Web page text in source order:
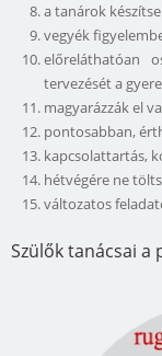
a tanárok
vegyék
előreláthatóan
tervezését a
magyarázzák el
pontosabban,
kapcsolattartás,
hétvégére ne
változatos
Szülők tanácsai a